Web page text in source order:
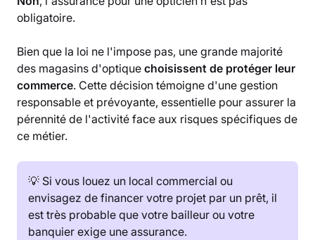
obligatoire.
Bien que la loi ne l'impose pas, une grande majorité
des magasins d'optique choisissent de protéger leur
commerce. Cette décision témoigne d'une gestion
responsable et prévoyante, essentielle pour assurer la
pérennité de l'activité face aux risques spécifiques de
ce métier.
💡 Si vous louez un local commercial ou
envisagez de financer votre projet par un prêt, il
est très probable que votre bailleur ou votre
banquier exige une assurance.